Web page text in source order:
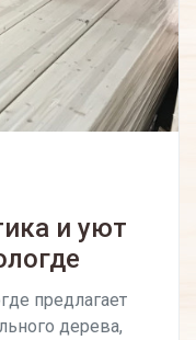
и уют
предлагает
дерева,